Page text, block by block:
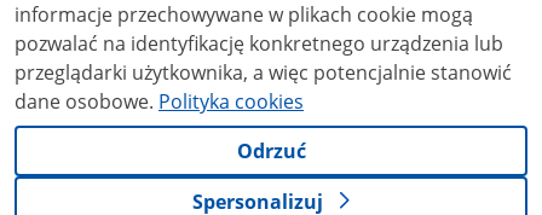
informacje przechowywane w plikach cookie mogą
pozwalać na identyfikację konkretnego urządzenia lub
przeglądarki użytkownika, a więc potencjalnie stanowić
dane osobowe. Polityka cookies
Odrzuć
Spersonalizuj